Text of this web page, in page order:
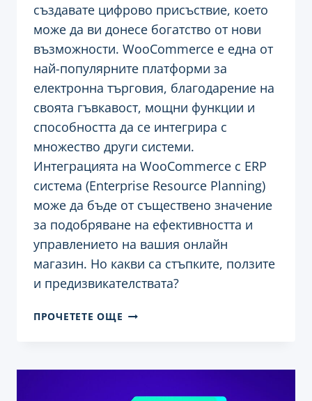
създавате цифрово присъствие, което
може да ви донесе богатство от нови
възможности. WooCommerce е една от
най-популярните платформи за
електронна търговия, благодарение на
своята гъвкавост, мощни функции и
способността да се интегрира с
множество други системи.
Интеграцията на WooCommerce с ERP
система (Enterprise Resource Planning)
може да бъде от съществено значение
за подобряване на ефективността и
управлението на вашия онлайн
магазин. Но какви са стъпките, ползите
и предизвикателствата?
ПРОЧЕТЕТЕ ОЩЕ ИНТЕГРАЦИЯ
СИСТЕМИ: